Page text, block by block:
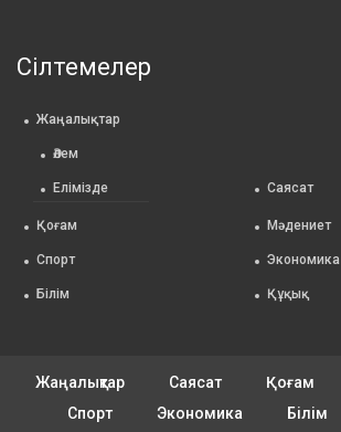
Сілтемелер
Жаңалықтар
Әлем
Елімізде Саясат
Қоғам Мәдениет
Спорт Экономика
Білім Құқық
Жаңалықтар Саясат Қоғам
Спорт
Экономика Білім